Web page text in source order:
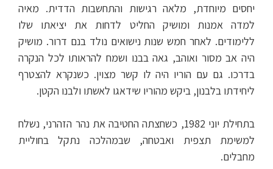
יחסים מיוחדת, מלאה רגישות והתחשבות הדדית. מאיה
למדה אמנות ומושיק החליט לדחות את יציאתו שלו
ללימודים. לאחר חמש שנות נישואים נולד בנם דרור. מושיק
היה אב מסור ואוהב, גאה בבנו ושמח להראותו לכל הנקרה
בדרכו. גם עם הוריו היה לו קשר מצוין. כשנקרא להצטרף
ליחידתו בלבנון, ביקש מהוריו שידאגו לאשתו ולבנו הקטן.
בתחילת יוני 1982, כשחצתה החטיבה את נהר הזהרני, נשלח
למשימת תצפית ואבטחה, שבמהלכה נתקל בחוליית
מחבלים.